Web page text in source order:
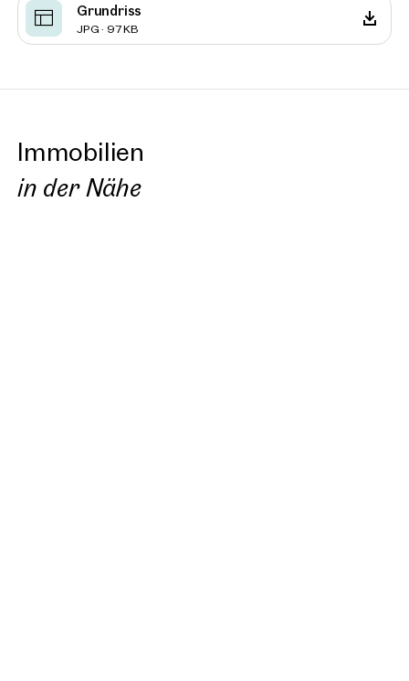
Grundriss
JPG · 97 KB
Immobilien
in der Nähe